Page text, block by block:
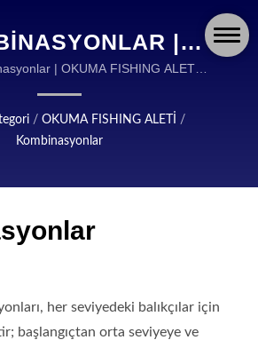
|
FISHING:
BALIKÇILIK
VE
| OKUMA FISHING ALETİ,
DÜNYA ÇAPINDA BİR LİDERDİR.
/ OKUMA FISHING ALETİ
/
Kombinasyonlar
her seviyedeki balıkçılar için
başlangıçtan orta seviyeye ve